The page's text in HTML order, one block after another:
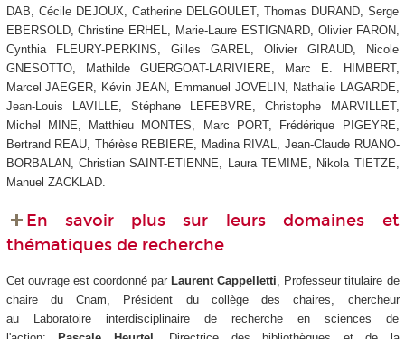
DAB, Cécile DEJOUX, Catherine DELGOULET, Thomas DURAND, Serge
EBERSOLD, Christine ERHEL, Marie-Laure ESTIGNARD, Olivier FARON,
Cynthia FLEURY-PERKINS, Gilles GAREL, Olivier GIRAUD, Nicole
GNESOTTO, Mathilde GUERGOAT-LARIVIERE, Marc E. HIMBERT,
Marcel JAEGER, Kévin JEAN, Emmanuel JOVELIN, Nathalie LAGARDE,
Jean-Louis LAVILLE, Stéphane LEFEBVRE, Christophe MARVILLET,
Michel MINE, Matthieu MONTES, Marc PORT, Frédérique PIGEYRE,
Bertrand REAU, Thérèse REBIERE, Madina RIVAL, Jean-Claude RUANO-
BORBALAN, Christian SAINT-ETIENNE, Laura TEMIME, Nikola TIETZE,
Manuel ZACKLAD.
En savoir plus sur leurs domaines et
thématiques de recherche
Cet ouvrage est coordonné parLaurent Cappelletti , Professeur titulaire de
chaire du Cnam, Président du collège des chaires, chercheur
au Laboratoire interdisciplinaire de recherche en sciences de